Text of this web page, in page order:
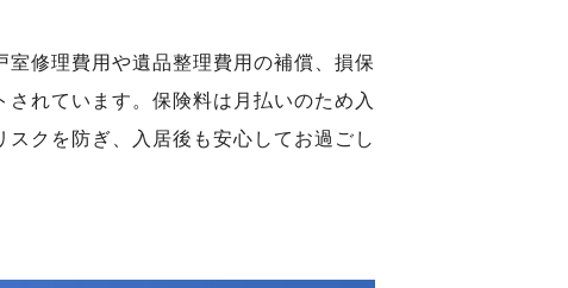
修理費用や遺品整理費用の補償、損保
れています。保険料は月払いのため入
クを防ぎ、入居後も安心してお過ごし